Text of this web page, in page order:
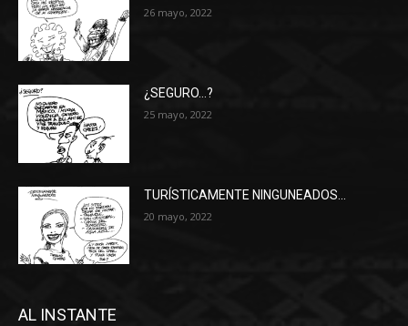
26 mayo, 2022
¿SEGURO…?
25 mayo, 2022
TURÍSTICAMENTE NINGUNEADOS…
20 mayo, 2022
AL INSTANTE